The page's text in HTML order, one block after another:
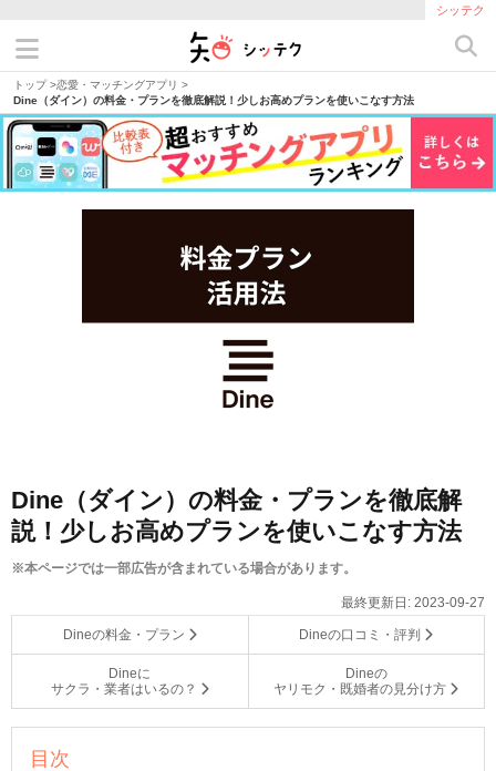
シッテク
トップ>恋愛・マッチングアプリ >
Dine（ダイン）の料金・プランを徹底解説！少しお高めプランを使いこなす方法
Dine（ダイン）の料金・プランを徹底解
説！少しお高めプランを使いこなす方法
※本ページでは一部広告が含まれている場合があります。
最終更新日: 2023-09-27
Dineの料金・プラン Dineの口コミ・評判
Dineに
サクラ・業者はいるの？
Dineの
ヤリモク・既婚者の見分け方
目次